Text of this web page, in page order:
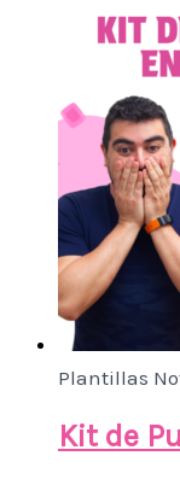
Plantillas
Kit de